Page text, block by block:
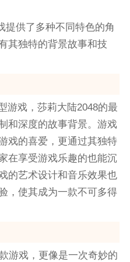
提供了多种不同特色的角
其独特的背景故事和技
游戏，莎莉大陆2048的最
和深度的故事背景。游戏
戏的喜爱，更通过其独特
在享受游戏乐趣的也能沉
的艺术设计和音乐效果也
，使其成为一款不可多得
游戏，更像是一次奇妙的